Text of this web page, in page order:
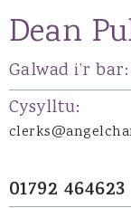
Dean
Galwad i’r bar:
Cysylltu:
01792 464623